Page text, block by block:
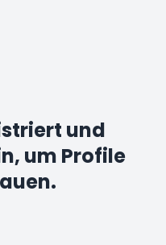
und
um Profile